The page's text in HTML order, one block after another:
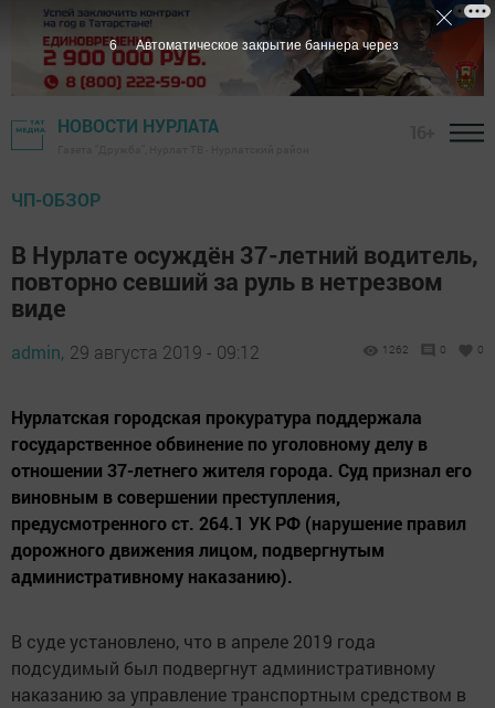
НОВОСТИ НУРЛАТА
ЧП-ОБЗОР
В Нурлате осуждён 37-летний водитель,
повторно севший за руль в нетрезвом
виде
admin, 29 августа 2019 - 09:12 1262 0 0
Нурлатская городская прокуратура поддержала
государственное обвинение по уголовному делу в
отношении 37-летнего жителя города. Суд признал его
виновным в совершении преступления,
предусмотренного ст. 264.1 УК РФ (нарушение правил
дорожного движения лицом, подвергнутым
административному наказанию).
В суде установлено, что в апреле 2019 года
подсудимый был подвергнут административному
наказанию за управление транспортным средством в
5 Автоматическое закрытие баннера через